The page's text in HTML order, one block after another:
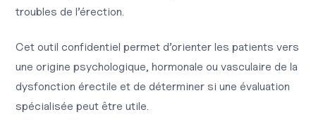
troubles de l’érection.
Cet outil confidentiel permet d’orienter les patients vers
une origine psychologique, hormonale ou vasculaire de la
dysfonction érectile et de déterminer si une évaluation
spécialisée peut être utile.